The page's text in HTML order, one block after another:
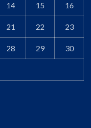
14 15 16
21 22 23
28 29 30